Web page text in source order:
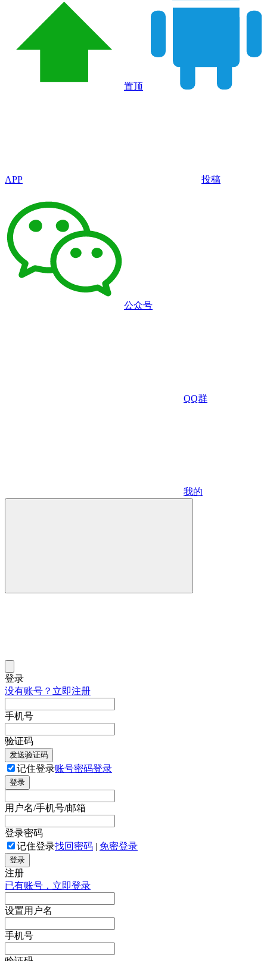
置顶
APP 投稿
公众号
QQ群
我的
登录
没有账号？立即注册
手机号
验证码
发送验证码
记住登录账号密码登录
登录
用户名/手机号/邮箱
登录密码
记住登录找回密码 | 免密登录
登录
注册
已有账号，立即登录
设置用户名
手机号